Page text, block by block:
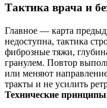
Тактика врача и
Главное — карта
недоступна, тактика
фиброзные тяжи,
гранулем. Повтор
или меняют
тракты и не усилить
Технические